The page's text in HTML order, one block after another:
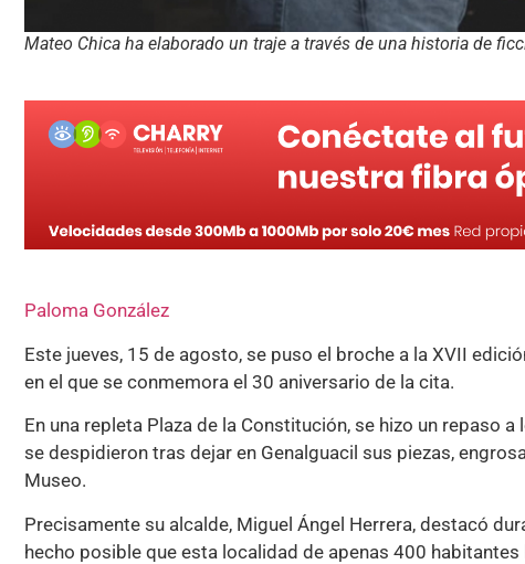
Mateo Chica ha elaborado un traje a través de una historia de
Paloma González
Este jueves, 15 de agosto, se puso el broche a la XVII
en el que se conmemora el 30 aniversario de la cita.
En una repleta Plaza de la Constitución, se hizo un repaso
se despidieron tras dejar en Genalguacil sus piezas,
Museo.
Precisamente su alcalde, Miguel Ángel Herrera, destacó
hecho posible que esta localidad de apenas 400